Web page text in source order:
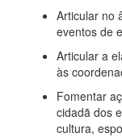
Articular no
eventos de
Articular a
às
Fomentar
cidadã dos
cultura,